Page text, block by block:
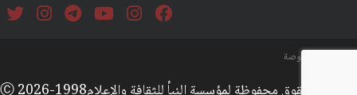
السياسة والخصوصة